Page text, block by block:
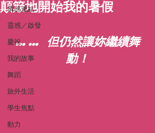
情感連結
靈感／啟發
慶祝
我的故事
舞蹈
旅外生活
學生焦點
動力
顛簸地開始我的暑假
…… 但仍然讓妳繼續舞
動！